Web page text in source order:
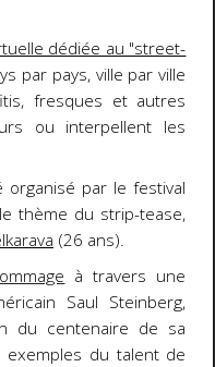
dédiée au "street-
par pays, ville par ville
fresques et autres
ou interpellent les
par le festival
thème du strip-tease,
(26 ans).
à travers une
Saul Steinberg,
du centenaire de sa
exemples du talent de